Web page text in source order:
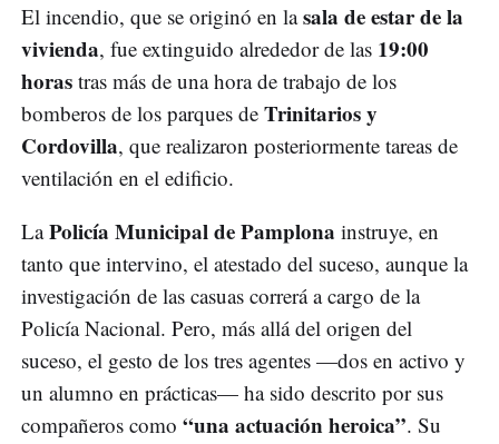
El incendio, que se originó en lasala de estar de la
vivienda, fue extinguido alrededor de las 19:00
horas tras más de una hora de trabajo de los
bomberos de los parques de Trinitarios y
Cordovilla, que realizaron posteriormente tareas de
ventilación en el edificio.
LaPolicía Municipal de Pamplona instruye, en
tanto que intervino, el atestado del suceso, aunque la
investigación de las casuas correrá a cargo de la
Policía Nacional. Pero, más allá del origen del
suceso, el gesto de los tres agentes —dos en activo y
un alumno en prácticas— ha sido descrito por sus
compañeros como “una actuación heroica”. Su